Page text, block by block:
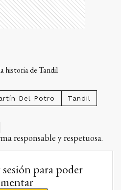
historia de Tandil
Del Potro Tandil
responsable y respetuosa.
para poder